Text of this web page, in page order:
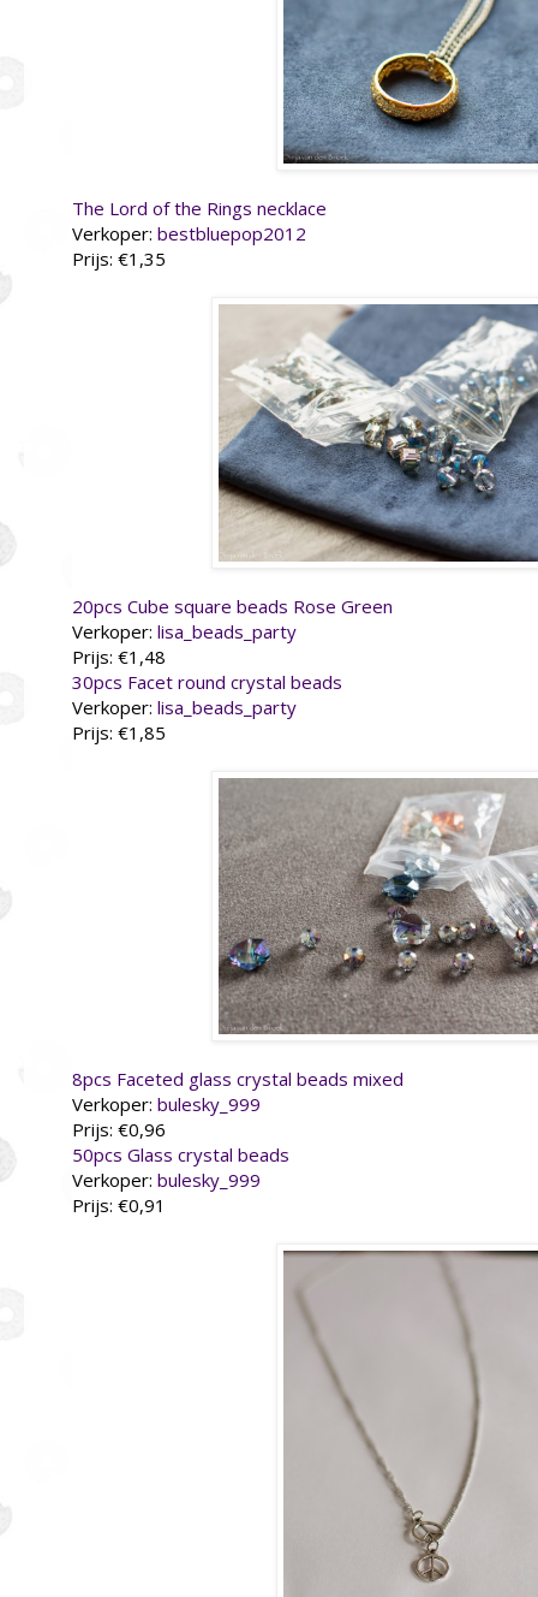
The Lord of the Rings necklace
Verkoper: bestbluepop2012
Prijs: €1,35
20pcs Cube square beads Rose Green
Verkoper: lisa_beads_party
Prijs: €1,48
30pcs Facet round crystal beads
Verkoper: lisa_beads_party
Prijs: €1,85
8pcs Faceted glass crystal beads mixed
Verkoper: bulesky_999
Prijs: €0,96
50pcs Glass crystal beads
Verkoper: bulesky_999
Prijs: €0,91